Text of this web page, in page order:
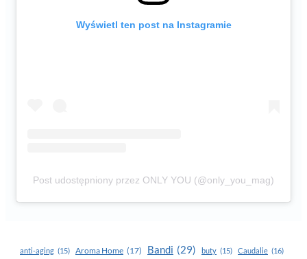
Wyświetl ten post na Instagramie
Post udostępniony przez ONLY YOU (@only_you_mag)
anti-aging (15) Aroma Home (17) Bandi (29) buty (15) Caudalie (16)